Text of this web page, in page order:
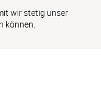
wir stetig unser
können.